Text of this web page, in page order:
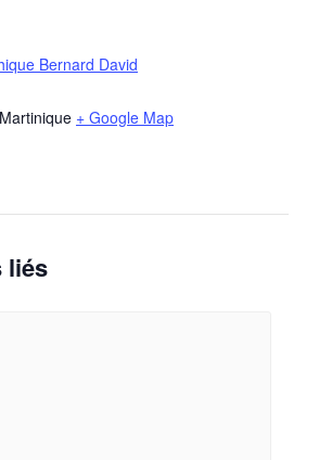
Bernard David
Martinique + Google Map
liés